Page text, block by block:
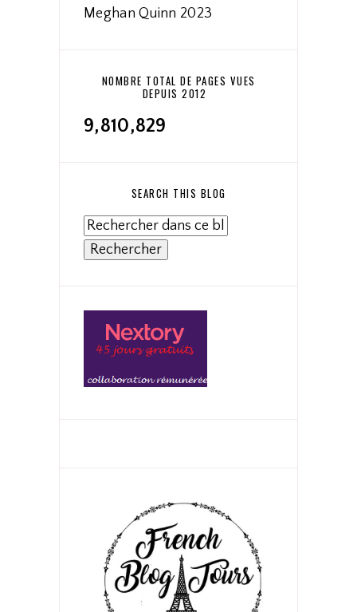
Meghan Quinn 2023
NOMBRE TOTAL DE PAGES VUES
DEPUIS 2012
9,810,829
SEARCH THIS BLOG